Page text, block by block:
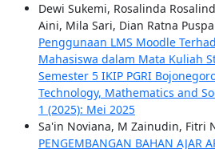
Dewi Sukemi, Rosalinda
Aini, Mila Sari, Dian Ratna
Penggunaan LMS Moodle
Mahasiswa dalam Mata Kuliah
Semester 5 IKIP PGRI
Technology, Mathematics and
1 (2025): Mei 2025
Sa'in Noviana, M Zainudin, Fitri
PENGEMBANGAN BAHAN AJAR